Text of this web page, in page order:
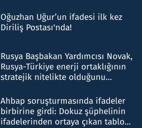
Oğuzhan Uğur’un ifadesi ilk kez
Diriliş Postası'nda!
Rusya Başbakan Yardımcısı Novak,
Rusya-Türkiye enerji ortaklığının
stratejik nitelikte olduğunu
Ahbap soruşturmasında ifadeler
birbirine girdi: Dokuz şüphelinin
ifadelerinden ortaya çıkan tablo